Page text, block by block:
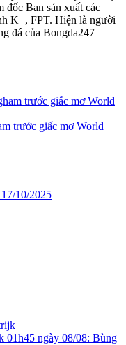
đốc Ban sản xuất các
K+, FPT. Hiện là người
đá của Bongda247
trước giấc mơ World
10/2025
01h45 ngày 08/08: Bùng